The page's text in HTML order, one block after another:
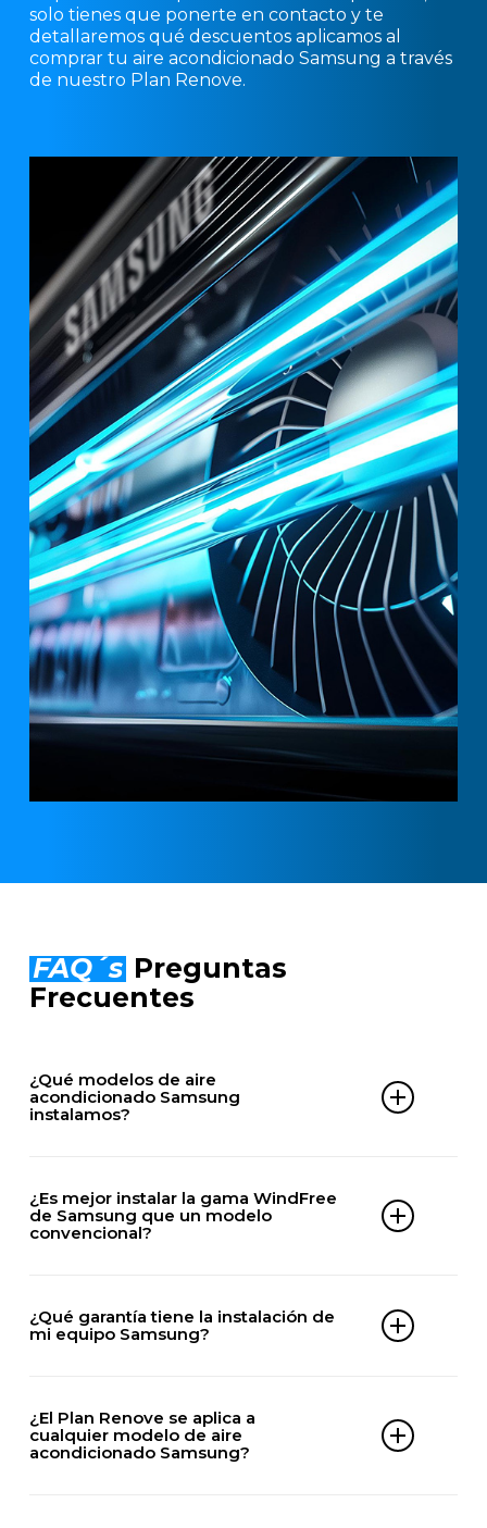
solo tienes que ponerte en contacto y te
detallaremos qué descuentos aplicamos al
comprar tu aire acondicionado Samsung a través
de nuestro Plan Renove.
FAQ´s Preguntas
Frecuentes
¿Qué modelos de aire
acondicionado Samsung
instalamos?
AR09TXHQASINEU
AR12TXHQASINEU
AR12TY3CAWK
AR18TY3CAWK
AR12CYLZABE
AR18CYLZABE
¿Es mejor instalar la gama WindFree
de Samsung que un modelo
convencional?
buscas climatización sin aire directo incómodo.
¿Qué garantía tiene la instalación de
mi equipo Samsung?
mano de obra para tu total tranquilidad.
Solicita información sobre coberturas y
¿El Plan Renove se aplica a
cualquier modelo de aire
acondicionado Samsung?